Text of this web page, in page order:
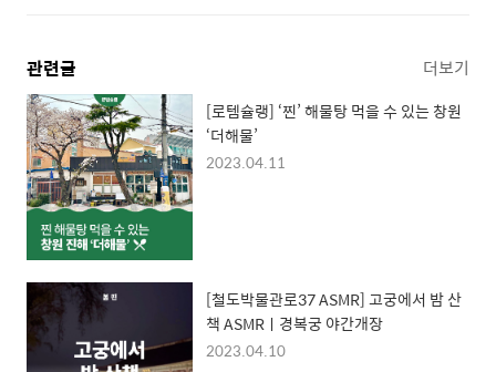
관련글 더보기
[로템슐랭] ‘찐’ 해물탕 먹을 수 있는 창원
‘더해물’
2023.04.11
[철도박물관로37 ASMR] 고궁에서 밤 산
책 ASMRㅣ경복궁 야간개장
2023.04.10